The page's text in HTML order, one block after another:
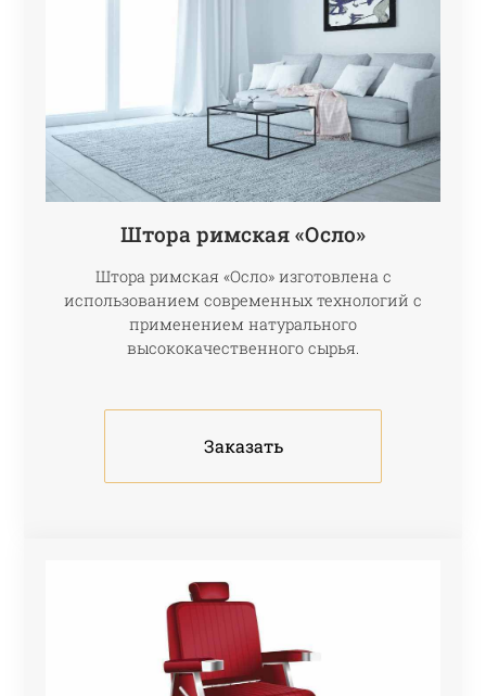
Штора римская «Осло»
Штора римская «Осло» изготовлена с
использованием современных технологий с
применением натурального
высококачественного сырья.
Заказать